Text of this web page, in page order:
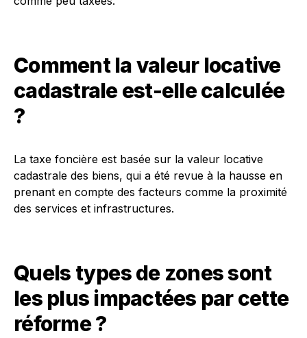
Comment la valeur locative
cadastrale est-elle calculée
?
La taxe foncière est basée sur la valeur locative
cadastrale des biens, qui a été revue à la hausse en
prenant en compte des facteurs comme la proximité
des services et infrastructures.
Quels types de zones sont
les plus impactées par cette
réforme ?